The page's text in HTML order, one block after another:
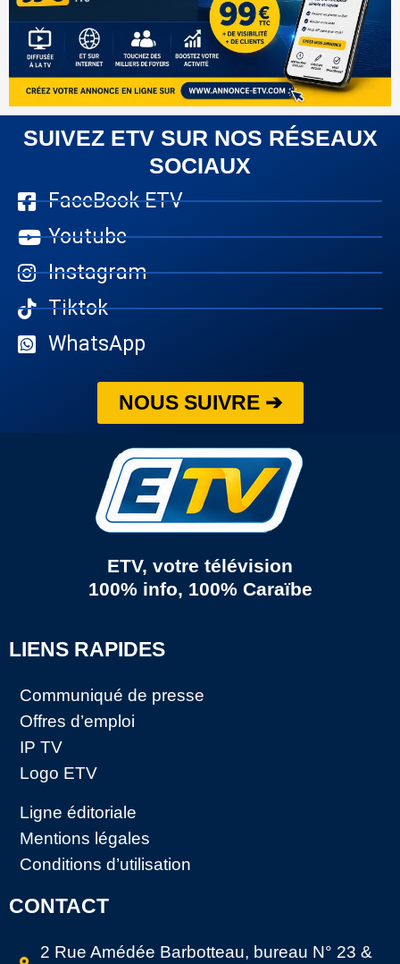
SUIVEZ ETV SUR NOS RÉSEAUX
SOCIAUX
FaceBook ETV
Youtube
Instagram
Tiktok
WhatsApp
NOUS SUIVRE ➔
ETV, votre télévision
100% info, 100% Caraïbe
LIENS RAPIDES
Communiqué de presse
Offres d’emploi
IP TV
Logo ETV
Ligne éditoriale
Mentions légales
Conditions d’utilisation
CONTACT
2 Rue Amédée Barbotteau, bureau N° 23 &